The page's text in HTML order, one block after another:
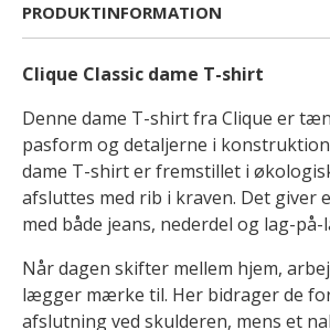
PRODUKTINFORMATION
Clique Classic dame T-shirt
Denne dame T-shirt fra Clique er
pasform og detaljerne i
dame T-shirt er fremstillet i
afsluttes med rib i kraven. Det giver
med både jeans, nederdel og lag-på-
Når dagen skifter mellem hjem,
lægger mærke til. Her bidrager de
afslutning ved skulderen, mens et